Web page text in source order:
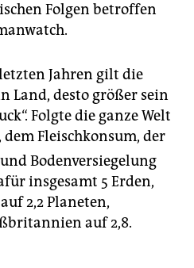
Folgen betroffen
Jahren gilt die
Land, desto größer sein
Folgte die ganze Welt
dem Fleischkonsum, der
Bodenversiegelung
insgesamt 5 Erden,
2,2 Planeten,
auf 2,8.